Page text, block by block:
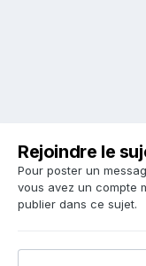
Rejoindre le
Pour poster un
vous avez un compte
publier dans ce sujet.